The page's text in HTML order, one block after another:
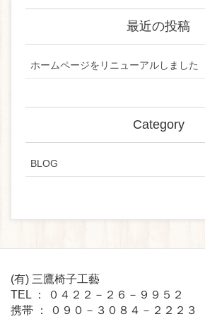
最近の投稿
ホームページをリニューアルしました
Category
BLOG
(有) 三鷹椅子工藝
TEL ： ０４２２－２６－９９５２
携帯 ： ０９０－３０８４－２２２３